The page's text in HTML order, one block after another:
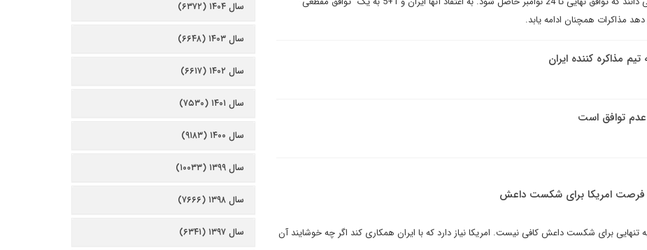
مذاکرات همچنان ادامه یابد.
مذاکره کننده ایران
عدم توافق است
فرصت امریکا برای شکست داعش
تنهایی برای شکست داعش کافی نیست. امریکا نیاز دارد که با ایران همکاری کند اگر چه خوشایند آن
سال ۱۴۰۴ (۶۳۷۲)
سال ۱۴۰۳ (۶۶۴۸)
سال ۱۴۰۲ (۶۶۱۷)
سال ۱۴۰۱ (۷۵۳۰)
سال ۱۴۰۰ (۹۱۸۳)
سال ۱۳۹۹ (۱۰۰۳۳)
سال ۱۳۹۸ (۷۶۶۶)
سال ۱۳۹۷ (۶۳۴۱)